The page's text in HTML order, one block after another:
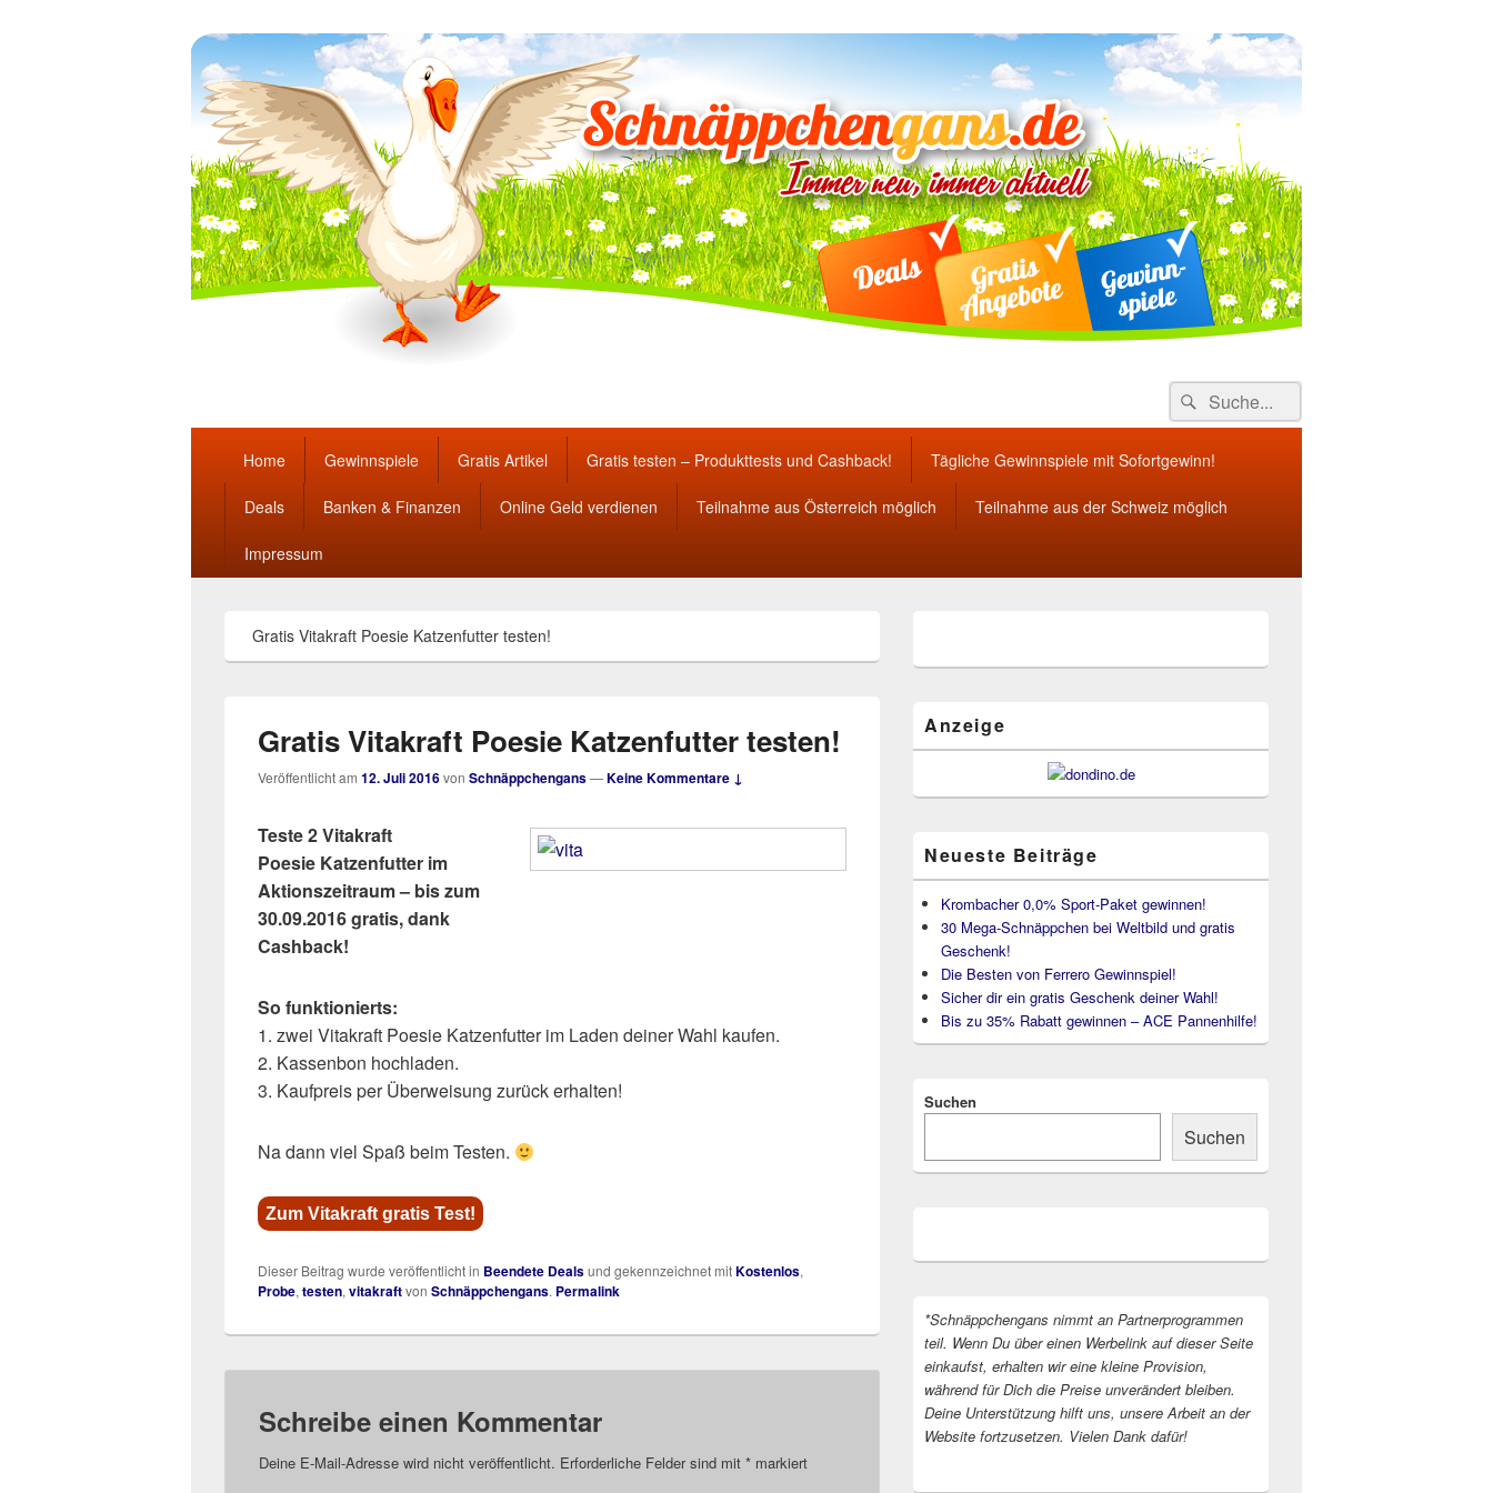
Täglich die besten Gewinnspiele und Angebote
Search
for:
Suche
Home Gewinnspiele Gratis Artikel Gratis testen – Produkttests und Cashback! Tägliche Gewinnspiele mit Sofortgewinn!
Deals Banken & Finanzen Online Geld verdienen Teilnahme aus Österreich möglich Teilnahme aus der Schweiz möglich
Impressum
Gratis Vitakraft Poesie Katzenfutter testen!
Gratis Vitakraft Poesie Katzenfutter testen!
Veröffentlicht am 12. Juli 2016von Schnäppchengans—Keine Kommentare ↓
Teste 2 Vitakraft
Poesie Katzenfutter im
Aktionszeitraum – bis zum
30.09.2016 gratis, dank
Cashback!
So funktionierts:
1. zwei Vitakraft Poesie Katzenfutter im Laden deiner Wahl kaufen.
2. Kassenbon hochladen.
3. Kaufpreis per Überweisung zurück erhalten!
Na dann viel Spaß beim Testen.
Zum Vitakraft gratis Test!
Dieser Beitrag wurde veröffentlicht in Beendete Dealsund gekennzeichnet mitKostenlos,
Probe, testen, vitakraftvon Schnäppchengans. Permalink
Schreibe einen Kommentar
Deine E-Mail-Adresse wird nicht veröffentlicht. Erforderliche Felder sind mit * markiert
Widget-
Anzeige
Neueste Beiträge
Krombacher 0,0% Sport-Paket gewinnen!
30 Mega-Schnäppchen bei Weltbild und gratis
Geschenk!
Die Besten von Ferrero Gewinnspiel!
Sicher dir ein gratis Geschenk deiner Wahl!
Bis zu 35% Rabatt gewinnen – ACE Pannenhilfe!
Suchen
Suchen
*Schnäppchengans nimmt an Partnerprogrammen
teil. Wenn Du über einen Werbelink auf dieser Seite
einkaufst, erhalten wir eine kleine Provision,
während für Dich die Preise unverändert bleiben.
Deine Unterstützung hilft uns, unsere Arbeit an der
Website fortzusetzen. Vielen Dank dafür!